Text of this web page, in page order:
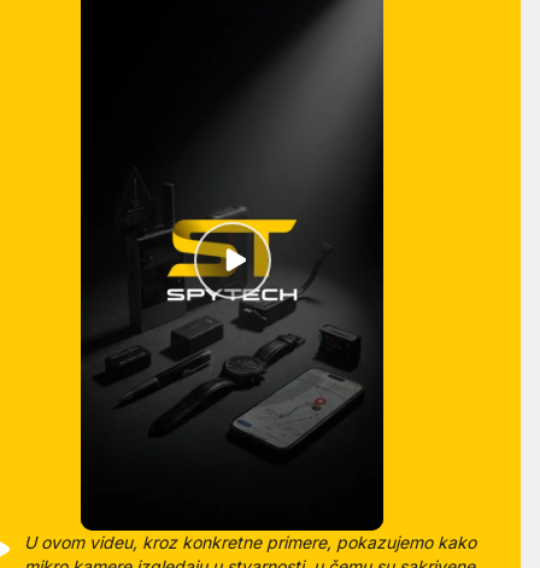
U ovom videu, kroz konkretne primere, pokazujemo kako